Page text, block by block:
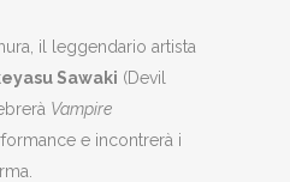
il leggendario artista
Sawaki (Devil
Vampire
e incontrerà i